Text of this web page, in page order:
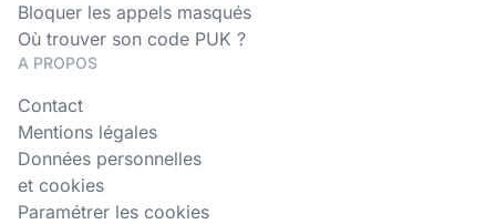
Bloquer les appels masqués
Où trouver son code PUK ?
A PROPOS
Contact
Mentions légales
Données personnelles
et cookies
Paramétrer les cookies